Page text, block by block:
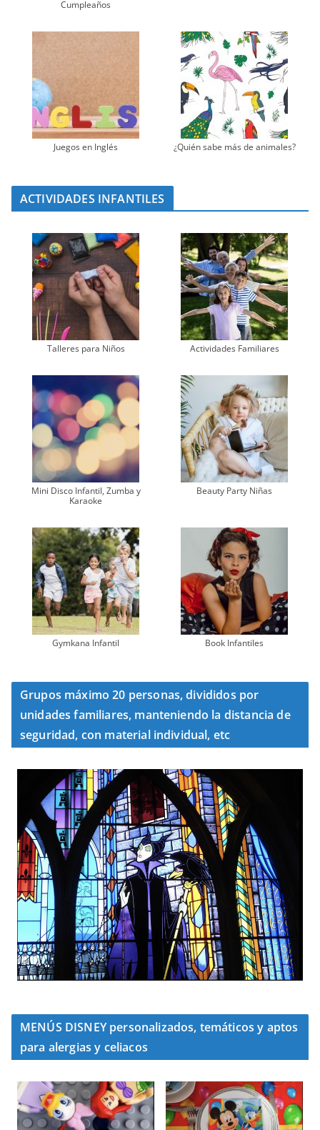
Cumpleaños
Juegos en Inglés ¿Quién sabe más de animales?
ACTIVIDADES INFANTILES
Talleres para Niños Actividades Familiares
Mini Disco Infantil, Zumba y
Karaoke
Beauty Party Niñas
Gymkana Infantil Book Infantiles
Grupos máximo 20 personas, divididos por
unidades familiares, manteniendo la distancia de
seguridad, con material individual, etc
MENÚS DISNEY personalizados, temáticos y aptos
para alergias y celiacos